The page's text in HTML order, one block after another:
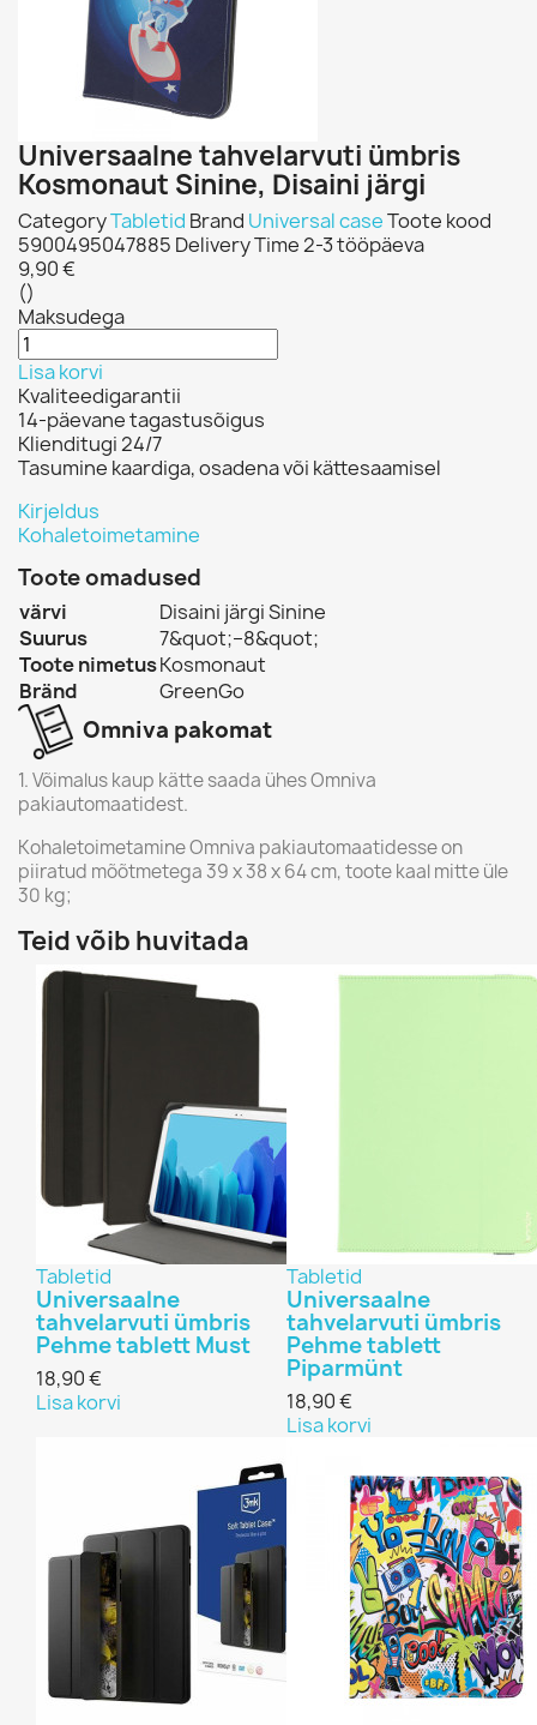
Universaalne tahvelarvuti ümbris
Kosmonaut Sinine, Disaini järgi
CategoryTabletid Brand Universal caseToote kood
5900495047885 Delivery Time2-3 tööpäeva
9,90 €
()
Maksudega
Lisa korvi
Kvaliteedigarantii
14-päevane tagastusõigus
Klienditugi 24/7
Tasumine kaardiga, osadena või kättesaamisel
Kirjeldus
Kohaletoimetamine
Toote omadused
värvi
Disaini järgi Sinine
Suurus
7&quot;–8&quot;
Toote nimetusKosmonaut
Bränd
GreenGo
Omniva pakomat
1. Võimalus kaup kätte saada ühes Omniva
pakiautomaatidest.
Kohaletoimetamine Omniva pakiautomaatidesse on
piiratud mõõtmetega 39 x 38 x 64 cm, toote kaal mitte üle
30 kg;
Teid võib huvitada
Tabletid
Universaalne
tahvelarvuti ümbris
Pehme tablett Must
18,90 €
Lisa korvi
Tabletid
Universaalne
tahvelarvuti ümbris
Pehme tablett
Piparmünt
18,90 €
Lisa korvi